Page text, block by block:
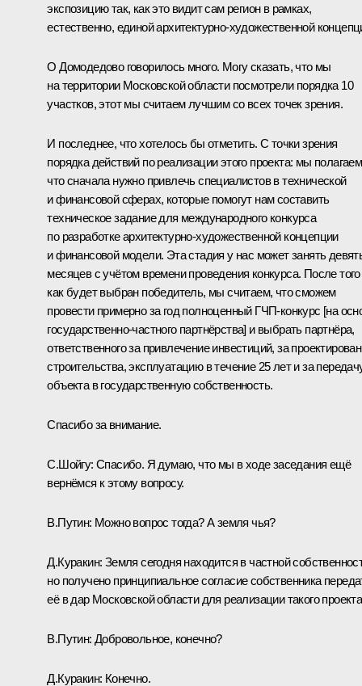
экспозицию так, как это видит сам регион в рамках,
естественно, единой архитектурно-художественной
О Домодедово говорилось много. Могу сказать, что мы
на территории Московской области посмотрели порядка 10
участков, этот мы считаем лучшим со всех точек зрения.
И последнее, что хотелось бы отметить. С точки зрения
порядка действий по реализации этого проекта: мы
что сначала нужно привлечь специалистов в технической
и финансовой сферах, которые помогут нам составить
техническое задание для международного конкурса
по разработке архитектурно-художественной концепции
и финансовой модели. Эта стадия у нас может занять
месяцев с учётом времени проведения конкурса. После того
как будет выбран победитель, мы считаем, что сможем
провести примерно за год полноценный ГЧП-конкурс [на
государственно-частного партнёрства] и выбрать партнёра,
ответственного за привлечение инвестиций, за
строительства, эксплуатацию в течение 25 лет и за
объекта в государственную собственность.
Спасибо за внимание.
С.Шойгу: Спасибо. Я думаю, что мы в ходе заседания ещё
вернёмся к этому вопросу.
В.Путин: Можно вопрос тогда? А земля чья?
Д.Куракин: Земля сегодня находится в частной
но получено принципиальное согласие собственника
её в дар Московской области для реализации такого
В.Путин: Добровольное, конечно?
Д.Куракин: Конечно.